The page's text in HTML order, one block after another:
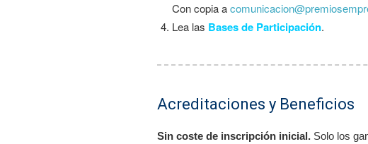
Con copia a
Lea las Bases de Participación.
Acreditaciones y Beneficios
Sin coste de inscripción inicial. Solo los